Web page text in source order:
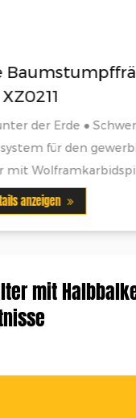
mit
MIT 10"
PS BENZINMOTOR
Details
mit